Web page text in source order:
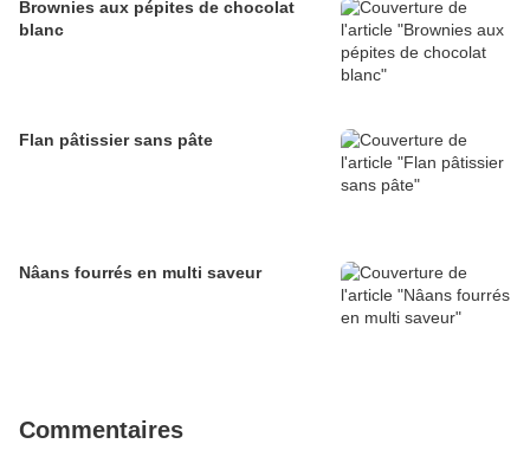
Brownies aux pépites de chocolat
blanc
Flan pâtissier sans pâte
Nâans fourrés en multi saveur
Commentaires